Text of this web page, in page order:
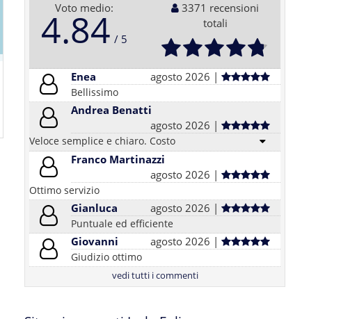
Voto medio:
4.84
3371 recensioni
totali
Enea agosto 2026 |
Bellissimo
Andrea Benatti
agosto 2026 |
Veloce semplice e chiaro. Costo
Franco Martinazzi
agosto 2026 |
Ottimo servizio
Gianluca agosto 2026 |
Puntuale ed efficiente
Giovanni agosto 2026 |
Giudizio ottimo
vedi tutti i commenti